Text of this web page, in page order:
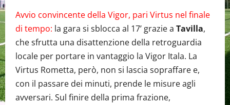
Avvio convincente della Vigor, pari Virtus nel finale
di tempo: la gara si sblocca al 17’ grazie a Tavilla,
che sfrutta una disattenzione della retroguardia
locale per portare in vantaggio la Vigor Itala. La
Virtus Rometta, però, non si lascia sopraffare e,
con il passare dei minuti, prende le misure agli
avversari. Sul finire della prima frazione,